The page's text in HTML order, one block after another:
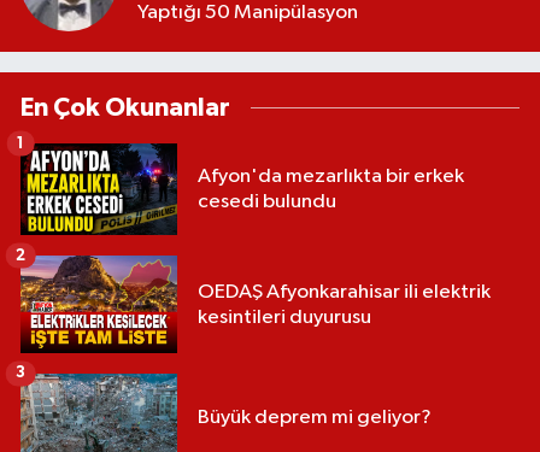
Yaptığı 50 Manipülasyon
En Çok Okunanlar
Afyon'da mezarlıkta bir erkek
cesedi bulundu
1
OEDAŞ Afyonkarahisar ili elektrik
kesintileri duyurusu
2
Büyük deprem mi geliyor?
3